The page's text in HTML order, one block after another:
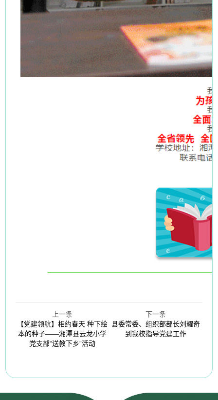
上一条
【党建领航】相约春天 种下绘
本的种子——湘潭县云龙小学
党支部“送教下乡”活动
下一条
县委常委、组织部部长刘耀奇
到我校指导党建工作